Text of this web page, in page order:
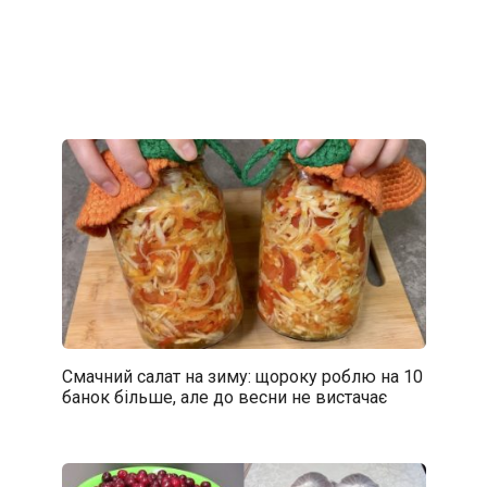
Смачний салат на зиму: щороку роблю на 10
банок більше, але до весни не вистачає